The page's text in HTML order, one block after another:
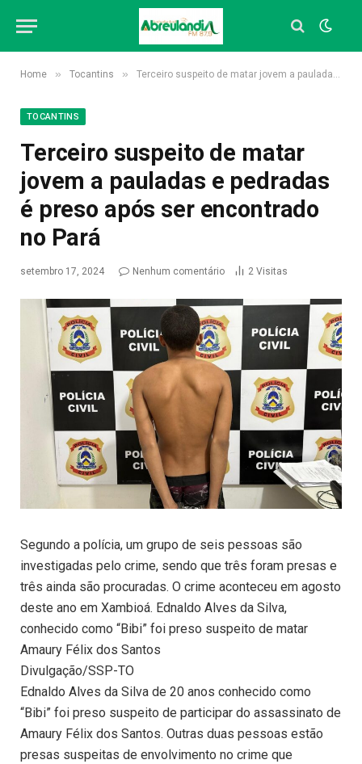
Home » Tocantins » Terceiro suspeito de matar jovem a pauladas e pedradas é preso após ser encontrado no Pará
TOCANTINS
Terceiro suspeito de matar
jovem a pauladas e pedradas
é preso após ser encontrado
no Pará
setembro 17, 2024 Nenhum comentário 2 Visitas
Segundo a polícia, um grupo de seis pessoas são
investigadas pelo crime, sendo que três foram presas e
três ainda são procuradas. O crime aconteceu em agosto
deste ano em Xambioá. Ednaldo Alves da Silva,
conhecido como “Bibi” foi preso suspeito de matar
Amaury Félix dos Santos
Divulgação/SSP-TO
Ednaldo Alves da Silva de 20 anos conhecido como
“Bibi” foi preso suspeito de participar do assassinato de
Amaury Félix dos Santos. Outras duas pessoas estão
presas suspeitas de envolvimento no crime que